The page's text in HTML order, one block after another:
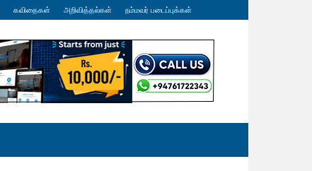
கவிதைகள் அறிவித்தல்கள் நம்மவர் படைப்புக்கள்